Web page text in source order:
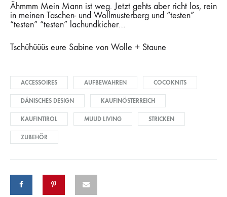
Ähmmm Mein Mann ist weg. Jetzt gehts aber richt los, rein
in meinen Taschen- und Wollmusterberg und “testen”
“testen” “testen” lachundkicher…
Tschühüüüs eure Sabine von Wolle + Staune
ACCESSOIRES AUFBEWAHREN COCOKNITS
DÄNISCHES DESIGN KAUFINÖSTERREICH
KAUFINTIROL MUUD LIVING STRICKEN
ZUBEHÖR